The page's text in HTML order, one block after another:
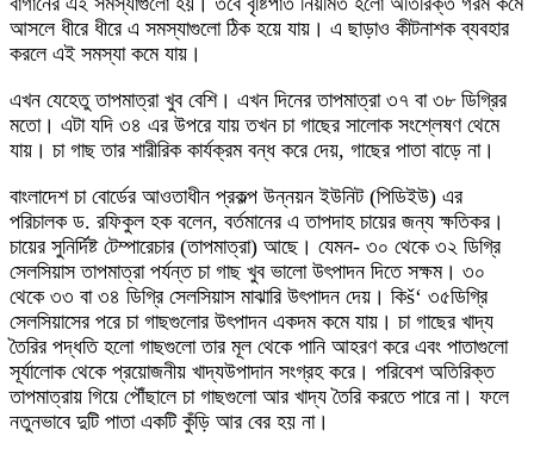
আসলে ধীরে ধীরে এ সমস্যাগুলো ঠিক হয়ে যায়। এ ছাড়াও কীটনাশক ব্যবহার
করলে এই সমস্যা কমে যায়।
এখন যেহেতু তাপমাত্রা খুব বেশি। এখন দিনের তাপমাত্রা ৩৭ বা ৩৮ ডিগ্রির
মতো। এটা যদি ৩৪ এর উপরে যায় তখন চা গাছের সালোক সংশ্লেষণ থেমে
যায়। চা গাছ তার শারীরিক কার্যক্রম বন্ধ করে দেয়, গাছের পাতা বাড়ে না।
বাংলাদেশ চা বোর্ডের আওতাধীন প্রকল্প উন্নয়ন ইউনিট (পিডিইউ) এর
পরিচালক ড. রফিকুল হক বলেন, বর্তমানের এ তাপদাহ চায়ের জন্য ক্ষতিকর।
চায়ের সুনির্দিষ্ট টেম্পারেচার (তাপমাত্রা) আছে। যেমন- ৩০ থেকে ৩২ ডিগ্রি
সেলসিয়াস তাপমাত্রা পর্যন্ত চা গাছ খুব ভালো উৎপাদন দিতে সক্ষম। ৩০
থেকে ৩৩ বা ৩৪ ডিগ্রি সেলসিয়াস মাঝারি উৎপাদন দেয়। কিš‘ ৩৫ডিগ্রি
সেলসিয়াসের পরে চা গাছগুলোর উৎপাদন একদম কমে যায়। চা গাছের খাদ্য
তৈরির পদ্ধতি হলো গাছগুলো তার মূল থেকে পানি আহরণ করে এবং পাতাগুলো
সূর্যালোক থেকে প্রয়োজনীয় খাদ্যউপাদান সংগ্রহ করে। পরিবেশ অতিরিক্ত
তাপমাত্রায় গিয়ে পৌঁছালে চা গাছগুলো আর খাদ্য তৈরি করতে পারে না। ফলে
নতুনভাবে দুটি পাতা একটি কুঁড়ি আর বের হয় না।